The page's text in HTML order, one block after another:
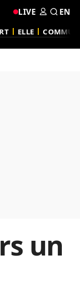
ELLE
LIVE EN
un